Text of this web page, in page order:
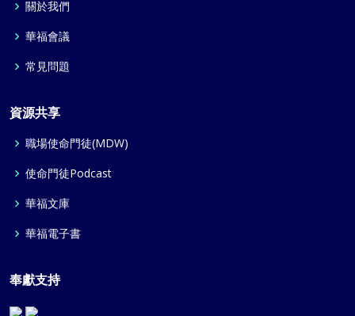
關於我們
華福會議
常見問題
資源共享
職場使命門徒(MDW)
使命門徒Podcast
華福文庫
華福電子書
奉獻支持